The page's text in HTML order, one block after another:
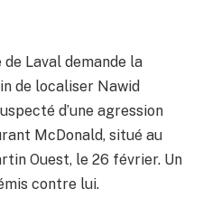
Laval demande la
de localiser Nawid
d’une agression
McDonald, situé au
Ouest, le 26 février. Un
contre lui.